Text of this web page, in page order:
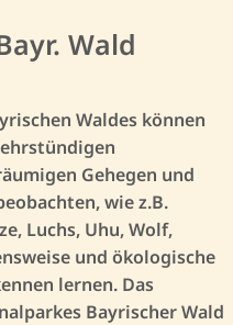
Wald
Waldes können
Gehegen und
wie z.B.
Luchs, Uhu, Wolf,
und ökologische
lernen. Das
Bayrischer Wald